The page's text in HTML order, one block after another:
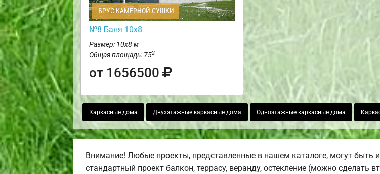
БРУС КАМЕРНОЙ СУШКИ
№8 Баня 10х8
Размер: 10х8 м
Общая площадь: 752
от 1656500
Каркасные дома Двухэтажные каркасные дома Одноэтажные каркасные дома
Внимание! Любые проекты, представленные в нашем каталоге, могут
стандартный проект балкон, террасу, веранду, остекление (можно сделать